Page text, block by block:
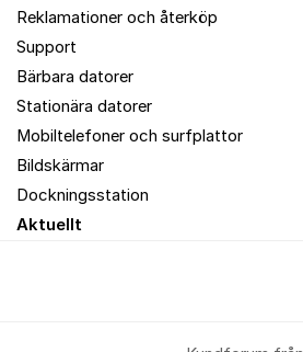
Reklamationer och återköp
Support
Bärbara datorer
Stationära datorer
Mobiltelefoner och surfplattor
Bildskärmar
Dockningsstation
Aktuellt